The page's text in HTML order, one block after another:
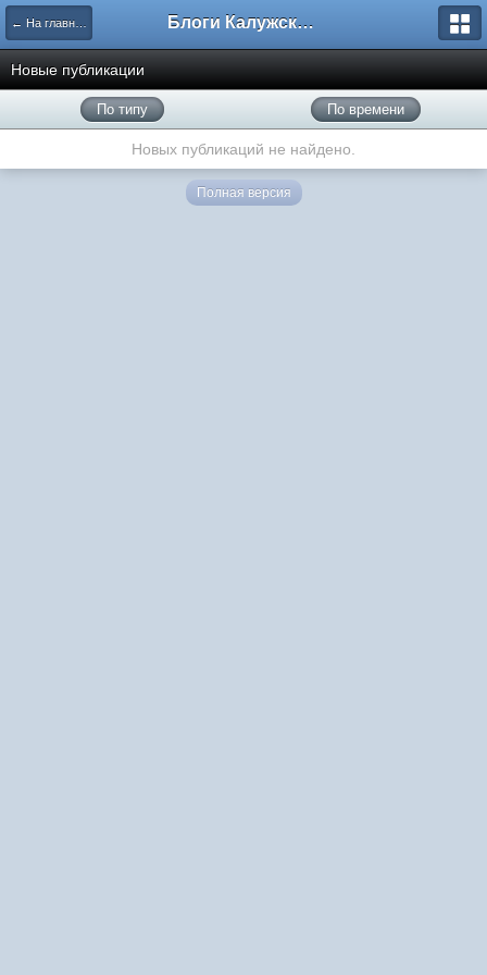
← На главную Блоги Калужского перекрестка
Новые публикации
По типу По времени
Новых публикаций не найдено.
Полная версия